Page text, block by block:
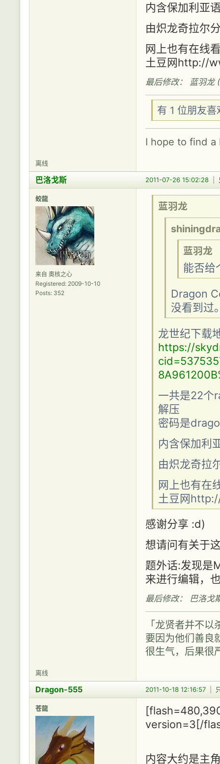
内含保加利亚
由炽龙奇拉尔
网上也有在线
土豆网http://
最后修改： 蓝羽
有 1 位朋友
I hope to find
离线
2011-07-26 15:02:28
巴洛戈斯
蛟龍
来自 奧核之心
Registered: 2009-10-10
Posts: 352
蓝羽龙
蓝羽龙
能否给
Dragon
没看到过
龙世纪下载
https://
一共是22个
解压
密码是
内含保加利
由炽龙奇拉
网上也有在
土豆网
感谢分享 :d)
想请问有关于
题外话:发现是
来进行编辑，
最后修改： 巴洛
「龙贤者并不
要因为他们善良
很生气，后果很
离线
2011-10-18 12:16:57
Dragon-555
苍龍
version=3[/
内容大约是主